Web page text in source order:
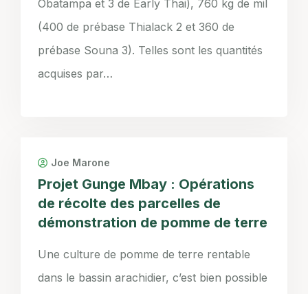
Obatampa et 3 de Early Thai), 760 kg de mil
(400 de prébase Thialack 2 et 360 de
prébase Souna 3). Telles sont les quantités
acquises par…
Joe Marone
Projet Gunge Mbay : Opérations
de récolte des parcelles de
démonstration de pomme de terre
Une culture de pomme de terre rentable
dans le bassin arachidier, c’est bien possible